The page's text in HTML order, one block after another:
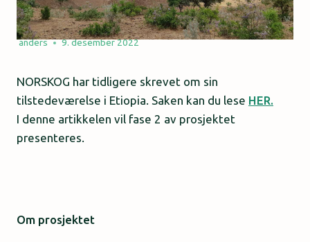
anders 9. desember 2022
NORSKOG har tidligere skrevet om sin
tilstedeværelse i Etiopia. Saken kan du lese HER.
I denne artikkelen vil fase 2 av prosjektet
presenteres.
Om prosjektet